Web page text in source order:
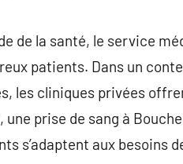
de la santé, le service
patients. Dans un
les cliniques privées
prise de sang à
s’adaptent aux besoins